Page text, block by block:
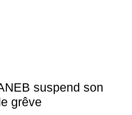
suspend son
grêve